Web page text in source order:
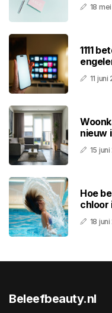
18
1111
11 juni
nieuw
15
Hoe
chloor
18
Beleefbeauty.nl